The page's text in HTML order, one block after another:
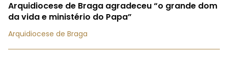
Arquidiocese de Braga agradeceu “o grande dom
da vida e ministério do Papa”
Arquidiocese de Braga